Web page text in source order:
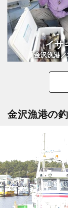
イサ
金沢漁港／
金沢漁港の